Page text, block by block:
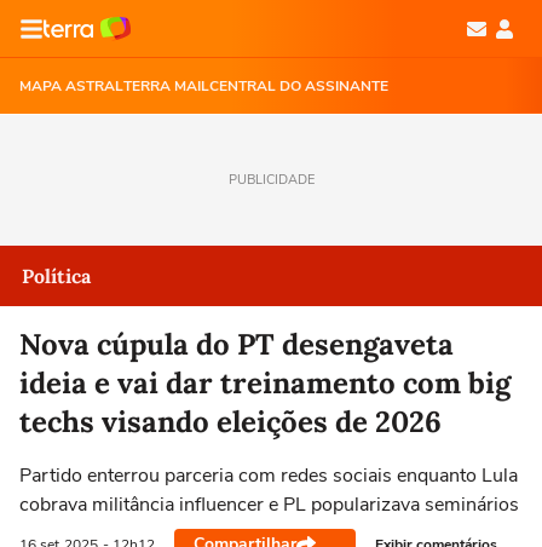
MAPA ASTRALTERRA MAILCENTRAL DO ASSINANTE
PUBLICIDADE
Política
Nova cúpula do PT desengaveta
ideia e vai dar treinamento com big
techs visando eleições de 2026
Partido enterrou parceria com redes sociais enquanto Lula
cobrava militância influencer e PL popularizava seminários